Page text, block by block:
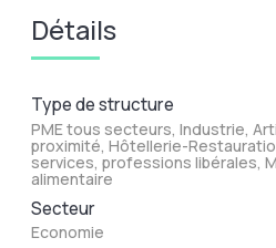
Détails
Type de structure
PME tous secteurs, Industrie,
proximité, Hôtellerie-
services, professions libérales,
alimentaire
Secteur
Economie